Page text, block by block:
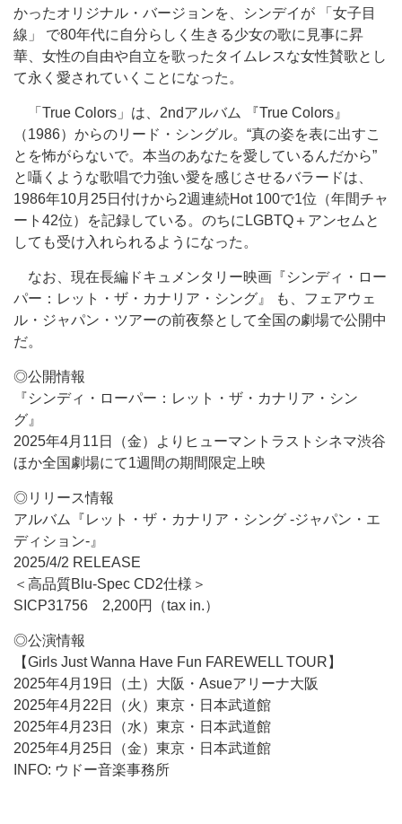
かったオリジナル・バージョンを、シンデイが 「女子目
線」 で80年代に自分らしく生きる少女の歌に見事に昇
華、女性の自由や自立を歌ったタイムレスな女性賛歌とし
て永く愛されていくことになった。
「True Colors」は、2ndアルバム 『True Colors』
（1986）からのリード・シングル。“真の姿を表に出すこ
とを怖がらないで。本当のあなたを愛しているんだから”
と囁くような歌唱で力強い愛を感じさせるバラードは、
1986年10月25日付けから2週連続Hot 100で1位（年間チャ
ート42位）を記録している。のちにLGBTQ＋アンセムと
しても受け入れられるようになった。
なお、現在長編ドキュメンタリー映画『シンディ・ロー
パー：レット・ザ・カナリア・シング』 も、フェアウェ
ル・ジャパン・ツアーの前夜祭として全国の劇場で公開中
だ。
◎公開情報
『シンディ・ローパー：レット・ザ・カナリア・シン
グ』
2025年4月11日（金）よりヒューマントラストシネマ渋谷
ほか全国劇場にて1週間の期間限定上映
◎リリース情報
アルバム『レット・ザ・カナリア・シング -ジャパン・エ
ディション-』
2025/4/2 RELEASE
＜高品質Blu-Spec CD2仕様＞
SICP31756 2,200円（tax in.）
◎公演情報
【Girls Just Wanna Have Fun FAREWELL TOUR】
2025年4月19日（土）大阪・Asueアリーナ大阪
2025年4月22日（火）東京・日本武道館
2025年4月23日（水）東京・日本武道館
2025年4月25日（金）東京・日本武道館
INFO: ウドー音楽事務所